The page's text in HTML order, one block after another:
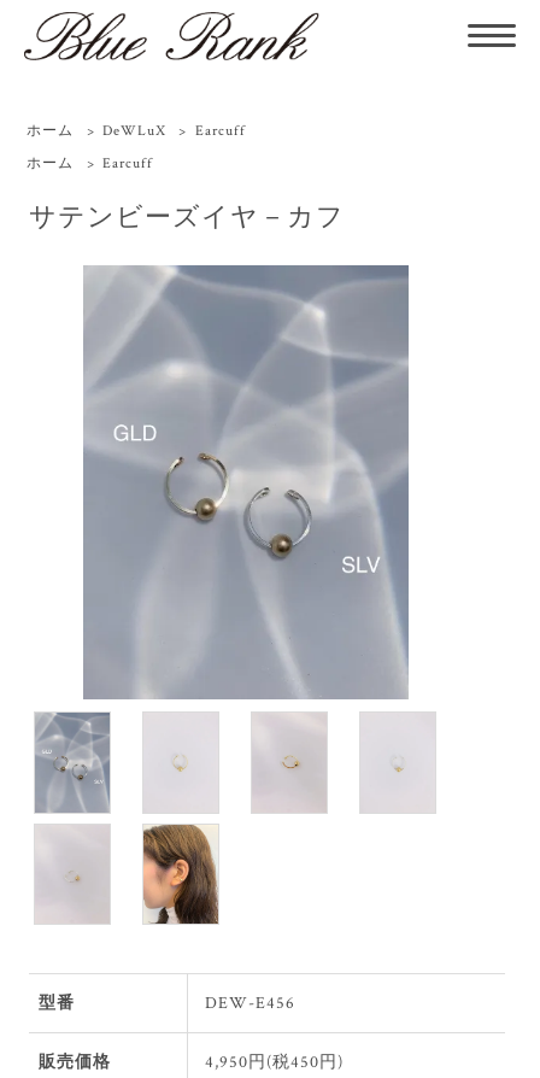
ホーム > DeWLuX > Earcuff
ホーム
> Earcuff
サテンビーズイヤ－カフ
型番 DEW-E456
販売価格 4,950円(税450円)